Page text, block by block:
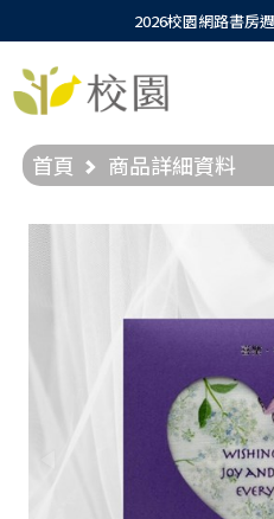
2026校園網路書房
首頁 商品詳細資料